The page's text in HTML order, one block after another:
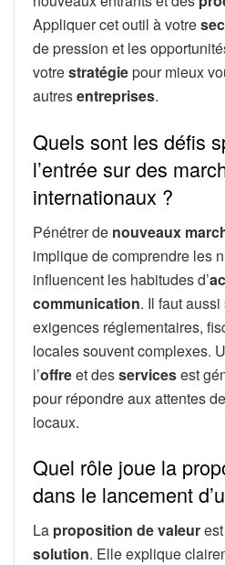
Appliquer cet outil à votre
de pression et les
votrestratégiepour mieux
autresentreprises.
Quels sont les défis
l’entrée sur des
internationaux ?
Pénétrer de nouveaux
implique de comprendre les
influencent les habitudes d’
communication. Il faut
exigences réglementaires,
locales souvent complexes.
l’offreet desservicesest
pour répondre aux attentes
locaux.
Quel rôle joue la
dans le lancement
La proposition de valeur
solution. Elle explique